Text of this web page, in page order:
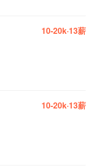
10-20k·13薪
10-20k·13薪